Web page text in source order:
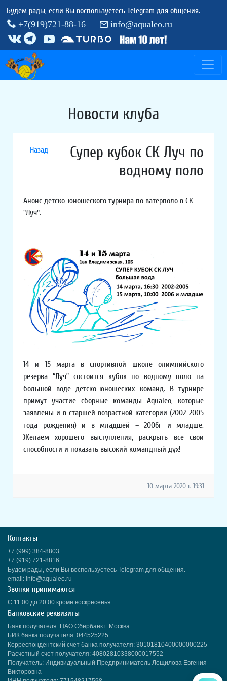
Будем рады, если Вы воспользуетесь Telegram для общения.
+7(919)721-88-16
info@aqualeo.ru
Новости клуба
Назад
Супер кубок СК Луч по
водному поло
Анонс детско-юношеского турнира по ватерполо в СК
"Луч".
14 и 15 марта в спортивной школе олимпийского
резерва “Луч” состоится кубок по водному поло на
большой воде детско-юношеских команд. В турнире
примут участие сборные команды Aqualeo, которые
заявлены и в старшей возрастной категории (2002-2005
года рождения) и в младшей – 2006г и младше.
Желаем хорошего выступления, раскрыть все свои
способности и показать высокий командный дух!
10 марта 2020 г. 19:31
Контакты
+7 (999) 384-8803
+7 (919) 721-8816
Будем рады, если Вы воспользуетесь Telegram для общения.
email: info@aqualeo.ru
Звонки принимаются
С 11:00 до 20:00 кроме воскресенья
Банковские реквизиты
Банк получателя: ПАО Сбербанк г. Москва
БИК банка получателя: 044525225
Корреспондентский счет банка получателя: 30101810400000000225
Расчетный счет получателя: 40802810338000017552
Получатель: Индивидуальный Предприниматель Лощилова Евгения
Викторовна